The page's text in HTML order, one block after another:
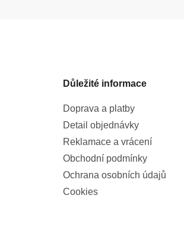
Důležité informace
Doprava a platby
Detail objednávky
Reklamace a vrácení
Obchodní podmínky
Ochrana osobních údajů
Cookies